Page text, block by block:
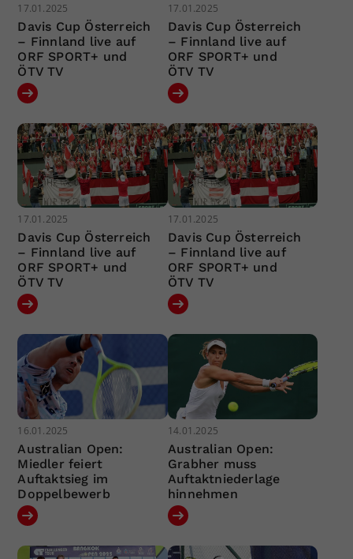
17.01.2025
Davis Cup Österreich
– Finnland live auf
ORF SPORT+ und
ÖTV TV
17.01.2025
Davis Cup Österreich
– Finnland live auf
ORF SPORT+ und
ÖTV TV
17.01.2025
Davis Cup Österreich
– Finnland live auf
ORF SPORT+ und
ÖTV TV
17.01.2025
Davis Cup Österreich
– Finnland live auf
ORF SPORT+ und
ÖTV TV
16.01.2025
Australian Open:
Miedler feiert
Auftaktsieg im
Doppelbewerb
14.01.2025
Australian Open:
Grabher muss
Auftaktniederlage
hinnehmen